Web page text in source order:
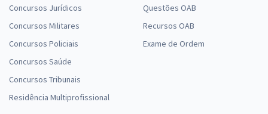
Concursos Jurídicos
Concursos Militares
Concursos Policiais
Concursos Saúde
Concursos Tribunais
Residência Multiprofissional
Questões OAB
Recursos OAB
Exame de Ordem